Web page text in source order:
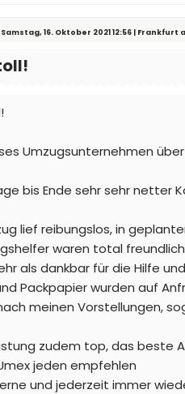
Samstag, 16. Oktober 2021 12:56 | Frankfurt
Umzugsunternehmen
bis Ende sehr sehr netter
lief reibungslos, in
waren total
als dankbar für die Hilfe
Packpapier wurden auf
meinen Vorstellungen,
zudem top, das beste
jeden empfehlen
und jederzeit immer